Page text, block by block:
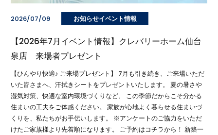
2026/07/09 お知らせイベント情報
【2026年7月イベント情報】クレバリーホーム仙台
泉店 来場者プレゼント
【ひんやり快適♪ ご来場プレゼント】 7月も引き続き、ご来場いただ
いた皆さまへ、汗拭きシートをプレゼントいたします。 夏の暑さや
湿気対策、快適な室内環境づくりなど、 この季節だからこそ分かる
住まいの工夫をご体感ください。 家族が心地よく暮らせる住まいづ
くりを、私たちがお手伝いします。 ※アンケートのご協力をいただ
けたご家族様より先着順になります。 ご予約はコチラから！ 新築一